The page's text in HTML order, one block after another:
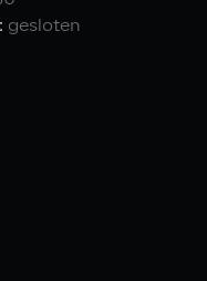
gesloten